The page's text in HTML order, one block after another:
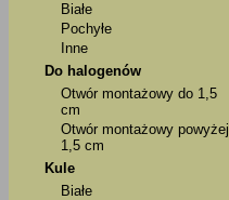
Białe
Pochyłe
Inne
Do halogenów
Otwór montażowy do 1,5
cm
Otwór montażowy powyżej
1,5 cm
Kule
Białe